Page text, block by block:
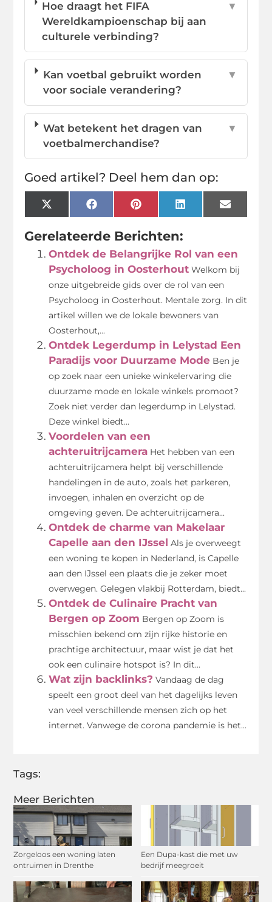
Meer Berichten
Zorgeloos een woning laten
ontruimen in Drenthe
Een Dupa-kast die met uw
bedrijf meegroeit
Hoe draagt het FIFA
Wereldkampioenschap bij aan
culturele verbinding?
▼
Kan voetbal gebruikt worden
voor sociale verandering?
▼
Wat betekent het dragen van
voetbalmerchandise?
▼
Goed artikel? Deel hem dan op:
X
(Twitter)
FacebookPinterestLinkedInEmail
Gerelateerde Berichten:
Ontdek de Belangrijke Rol van een
Psycholoog in Oosterhout Welkom bij
onze uitgebreide gids over de rol van een
Psycholoog in Oosterhout. Mentale zorg. In dit
artikel willen we de lokale bewoners van
Oosterhout,...
Ontdek Legerdump in Lelystad Een
Paradijs voor Duurzame Mode Ben je
op zoek naar een unieke winkelervaring die
duurzame mode en lokale winkels promoot?
Zoek niet verder dan legerdump in Lelystad.
Deze winkel biedt...
Voordelen van een
achteruitrijcamera Het hebben van een
achteruitrijcamera helpt bij verschillende
handelingen in de auto, zoals het parkeren,
invoegen, inhalen en overzicht op de
omgeving geven. De achteruitrijcamera...
Ontdek de charme van Makelaar
Capelle aan den IJssel Als je overweegt
een woning te kopen in Nederland, is Capelle
aan den IJssel een plaats die je zeker moet
overwegen. Gelegen vlakbij Rotterdam, biedt...
Ontdek de Culinaire Pracht van
Bergen op Zoom Bergen op Zoom is
misschien bekend om zijn rijke historie en
prachtige architectuur, maar wist je dat het
ook een culinaire hotspot is? In dit...
Wat zijn backlinks? Vandaag de dag
speelt een groot deel van het dagelijks leven
van veel verschillende mensen zich op het
internet. Vanwege de corona pandemie is het...
Tags: